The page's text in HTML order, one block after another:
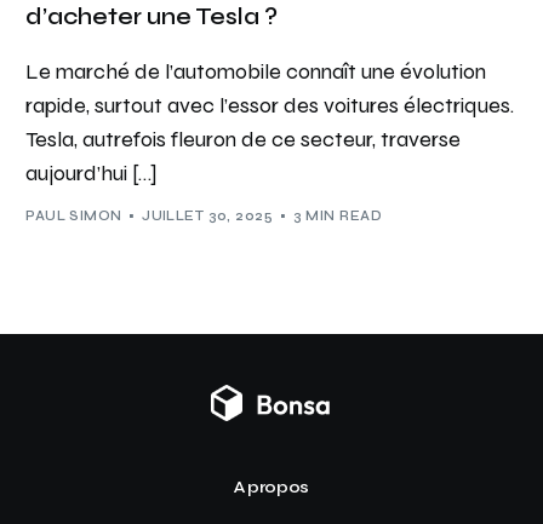
d’acheter une Tesla ?
Le marché de l’automobile connaît une évolution
rapide, surtout avec l’essor des voitures électriques.
Tesla, autrefois fleuron de ce secteur, traverse
aujourd’hui […]
PAUL SIMON JUILLET 30, 2025 3 MIN READ
A propos